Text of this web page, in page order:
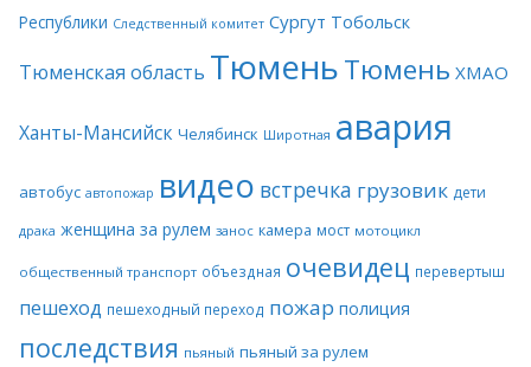
Республики Следственный комитет Сургут Тобольск
Тюменская область ТюменьТюмень ХМАО
Ханты-Мансийск Челябинск Широтная авария
автобус автопожар видео встречка грузовик дети
драка женщина за рулем занос камера мост мотоцикл
общественный транспорт объездная очевидец перевертыш
пешеход пешеходный переход пожар полиция
последствия пьяный пьяный за рулем